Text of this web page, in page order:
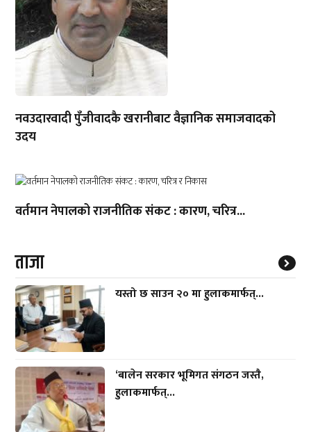
नवउदारवादी पुँजीवादकै खरानीबाट वैज्ञानिक समाजवादको
उदय
वर्तमान नेपालको राजनीतिक संकट : कारण, चरित्र...
ताजा
यस्तो छ साउन २० मा हुलाकमार्फत्...
‘बालेन सरकार भूमिगत संगठन जस्तै,
हुलाकमार्फत्...